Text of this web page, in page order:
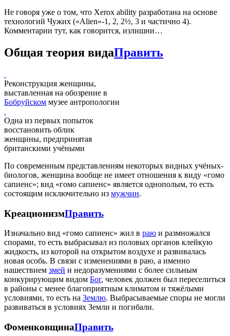
Не говоря уже о том, что Xerox ability разработана на основе
технологий Чужих («Alien»-1, 2, 2½, 3 и частично 4).
Комментарии тут, как говорится, излишни…
Общая теория видаПравить
Реконструкция женщины,
выставленная на обозрение в
Бобруйском музее антропологии
Одна из первых попыток
восстановить облик
женщины, предпринятая
британскими учёными
По современным представлениям некоторых видных учёных-
биологов, женщина вообще не имеет отношения к виду «гомо
сапиенс»; вид «гомо сапиенс» является однополым, то есть
состоящим исключительно из мужчин.
КреационизмПравить
Изначально вид «гомо сапиенс» жил в раю и размножался
спорами, то есть выбрасывал из половых органов клейкую
жидкость, из которой на открытом воздухе и развивалась
новая особь. В связи с изменениями в раю, а именно
нашествием змей и недоразумениями с более сильным
конкурирующим видом Бог, человек должен был переселиться
в районы с менее благоприятным климатом и тяжёлыми
условиями, то есть на Землю. Выбрасываемые споры не могли
развиваться в условиях Земли и погибали.
ФоменковщинаПравить